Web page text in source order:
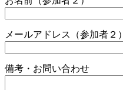
メールアドレス（参加者２）
備考・お問い合わせ